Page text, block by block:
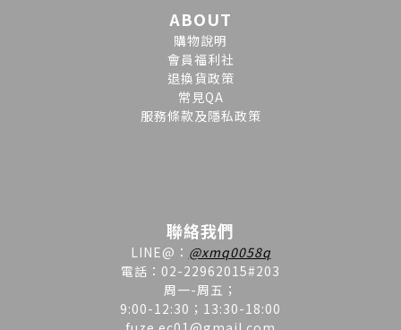
ABOUT
購物說明
會員福利社
退換貨政策
常見QA
服務條款及隱私政策
聯絡我們
LINE@ ： @xmq0058q
電話：02-22962015#203
周一-周五；
9:00-12:30；13:30-18:00